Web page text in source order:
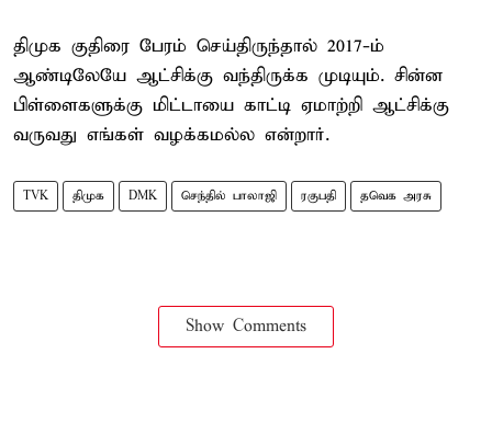
திமுக குதிரை பேரம் செய்திருந்தால் 2017-ம்
ஆண்டிலேயே ஆட்சிக்கு வந்திருக்க முடியும். சின்ன
பிள்ளைகளுக்கு மிட்டாயை காட்டி ஏமாற்றி ஆட்சிக்கு
வருவது எங்கள் வழக்கமல்ல என்றார்.
TVK திமுக DMK செந்தில் பாலாஜி ரகுபதி தவெக அரசு
Show Comments